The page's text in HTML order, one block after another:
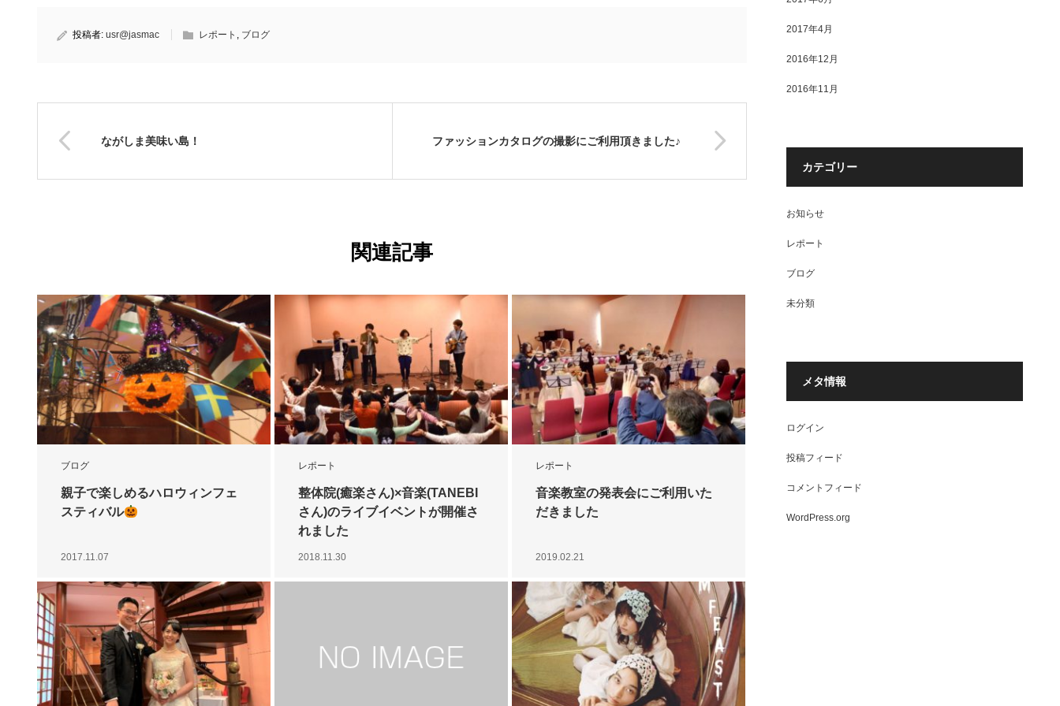
投稿者: usr@jasmac レポート ブログ
ながしま美味い島！ ファッションカタログの撮影にご利用頂きました♪
関連記事
ブログ
親子で楽しめるハロウィンフェ
スティバル
2017.11.07
レポート
整体院(癒楽さん)×音楽(TANEBI
さん)のライブイベントが開催さ
れました
2018.11.30
レポート
音楽教室の発表会にご利用いた
だきました
2019.02.21
2017年4月
2016年12月
2016年11月
カテゴリー
お知らせ
レポート
ブログ
未分類
メタ情報
ログイン
投稿フィード
コメントフィード
WordPress.org